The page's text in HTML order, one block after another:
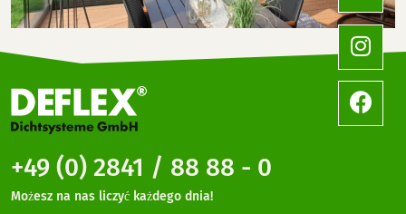
+49 (0) 2841 / 88 88 - 0
Możesz na nas liczyć każdego dnia!